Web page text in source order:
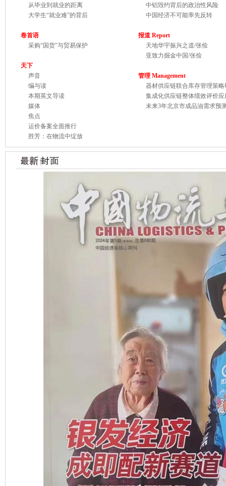
从毕业到就业的距离
大学生“就业难”的背后
卷首语
采购“国货”与贸易保护
天下
声音
编与读
本期英文导读
媒体
焦点
运价备案全面推行
胜芳：在物流中绽放
中铝毁约背后的政治性风险
中国经济不可能率先反转
报道 Report
天地华宇振兴之道/张俭
亚致力掘金中国/张俭
管理 Management
器材供应链联合库存管理策略
集成化供应链整体绩效评价应
未来3年北京市成品油需求预